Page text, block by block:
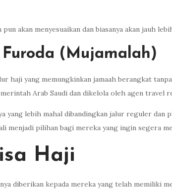
akan menyesuaikan dan biasanya akan jauh
(Mujamalah)
haji yang memungkinkan jamaah berangkat
Arab Saudi dan dikelola oleh agen travel
yang lebih mahal dibandingkan jalur reguler
menjadi pilihan bagi mereka yang ingin segera
Haji
diberikan kepada mereka yang telah memiliki